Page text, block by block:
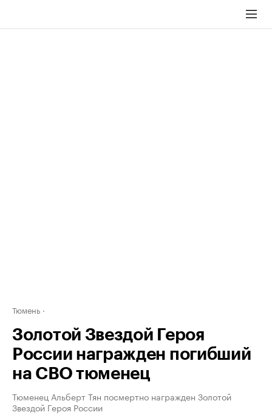
Тюмень
Золотой Звездой Героя
России награжден погибший
на СВО тюменец
Тюменец Альберт Тян посмертно награжден Золотой
Звездой Героя России